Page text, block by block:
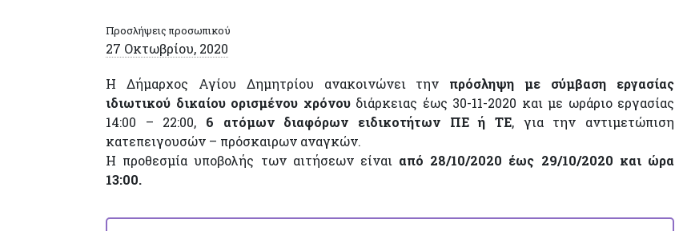
Προσλήψεις προσωπικού
27 Οκτωβρίου, 2020
Η Δήμαρχος Αγίου Δημητρίου ανακοινώνει την πρόσληψη με σύμβαση εργασίας
ιδιωτικού δικαίου ορισμένου χρόνουδιάρκειας έως 30-11-2020 και με ωράριο εργασίας
14:00 – 22:00, 6 ατόμων διαφόρων ειδικοτήτων ΠΕ ή ΤΕ, για την αντιμετώπιση
κατεπειγουσών – πρόσκαιρων αναγκών.
Η προθεσμία υποβολής των αιτήσεων είναι από 28/10/2020 έως 29/10/2020 και ώρα
13:00.